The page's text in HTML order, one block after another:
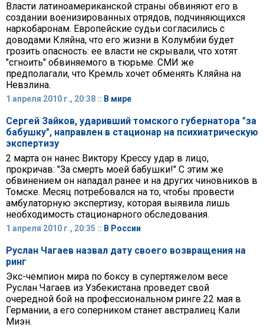
Власти латиноамериканской страны обвиняют его в
создании военизированных отрядов, подчиняющихся
наркобаронам. Европейские судьи согласились с
доводами Кляйна, что его жизни в Колумбии будет
грозить опасность: ее власти не скрывали, что хотят
"сгноить" обвиняемого в тюрьме. СМИ же
предполагали, что Кремль хочет обменять Кляйна на
Невзлина.
1 апреля 2010 г., 20:38 :: В мире
Сергей Зайков, ударивший томского губернатора "за
бабушку", направлен в стационар на психиатрическую
экспертизу
2 марта он нанес Виктору Крессу удар в лицо,
прокричав: "За смерть моей бабушки!" С этим же
обвинением он нападал ранее и на других чиновников в
Томске. Месяц потребовался на то, чтобы провести
амбулаторную экспертизу, которая выявила лишь
необходимость стационарного обследования.
1 апреля 2010 г., 20:35 :: В России
Руслан Чагаев назвал дату своего возвращения на
ринг
Экс-чемпион мира по боксу в супертяжелом весе
Руслан Чагаев из Узбекистана проведет свой
очередной бой на профессиональном ринге 22 мая в
Германии, а его соперником станет австралиец Кали
Миэн.